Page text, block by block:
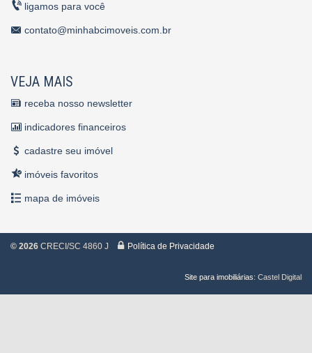
ligamos para você
contato@minhabcimoveis.com.br
VEJA MAIS
receba nosso newsletter
indicadores financeiros
cadastre seu imóvel
imóveis favoritos
mapa de imóveis
© 2026 CRECI/SC 4860 J Política de Privacidade
Site para imobiliárias: Castel Digital